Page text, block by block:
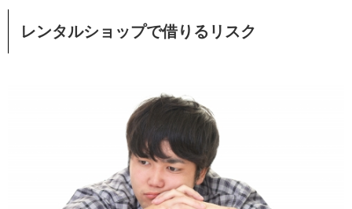
レンタルショップで借りるリスク